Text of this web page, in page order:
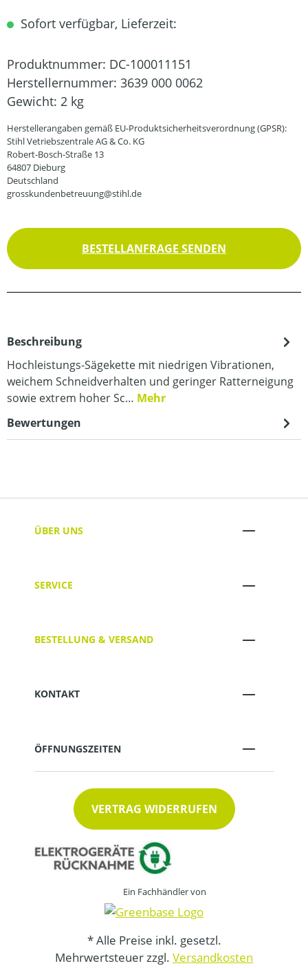
Sofort verfügbar, Lieferzeit:
Produktnummer: DC-100011151
Herstellernummer: 3639 000 0062
Gewicht: 2 kg
Herstellerangaben gemäß EU-Produktsicherheitsverordnung (GPSR):
Stihl Vetriebszentrale AG & Co. KG
Robert-Bosch-Straße 13
64807 Dieburg
Deutschland
grosskundenbetreuung@stihl.de
BESTELLANFRAGE SENDEN
Beschreibung
Hochleistungs-Sägekette mit niedrigen Vibrationen,
weichem Schneidverhalten und geringer Ratterneigung
sowie extrem hoher Sc… Mehr
Bewertungen
ÜBER UNS
SERVICE
BESTELLUNG & VERSAND
KONTAKT
ÖFFNUNGSZEITEN
VERTRAG WIDERRUFEN
Ein Fachhändler von
* Alle Preise inkl. gesetzl.
Mehrwertsteuer zzgl. Versandkosten